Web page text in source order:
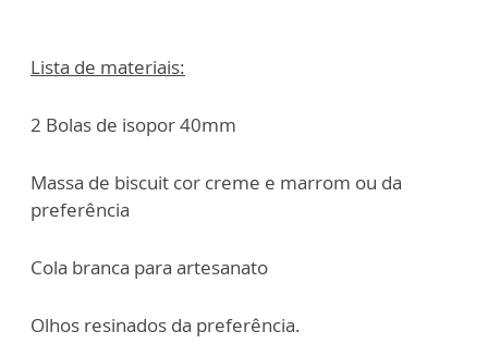
Lista de materiais:
2 Bolas de isopor 40mm
Massa de biscuit cor creme e marrom ou da
preferência
Cola branca para artesanato
Olhos resinados da preferência.